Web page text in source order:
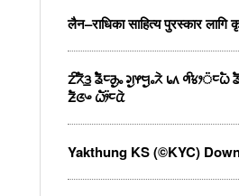
लैन–राधिका साहित्य पुरस्कार लागि
ᤁᤡᤖᤠᤋ᤻ ᤕᤠᤠᤰᤌᤢᤱ ᤆᤢᤶᤗᤢᤱᤖᤧ ᥇᥈ ᤛᤡᤃᤣ᤺ᤰᤐᤠ
ᤏᤠᤜᤴ ᤐᤥ᤺ᤰᤂᤧ
Yakthung KS (©KYC)